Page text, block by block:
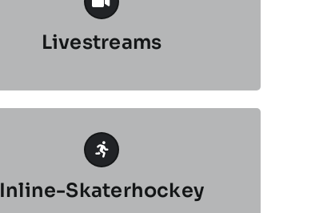
Livestreams
Inline-Skaterhockey